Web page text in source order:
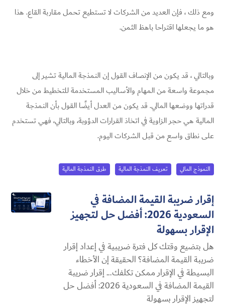
ومع ذلك ، فإن العديد من الشركات لا تستطيع تحمل مقاربة القاع. هذا
هو ما يجعلها اقتراحا باهظ الثمن.
وبالتالي ، قد يكون من الإنصاف القول إن النمذجة المالية تشير إلى
مجموعة واسعة من المهام والأساليب المستخدمة للتخطيط من خلال
قدراتها ووضعها المالي. قد يكون من العدل أيضًا القول بأن النمذجة
المالية هي حجر الزاوية في اتخاذ القرارات الدؤوبة، وبالتالي، فهي تستخدم
على نطاق واسع من قبل الشركات اليوم.
النموذج المالي تعريف النمذجة المالية طرق النمذجة المالية
إقرار ضريبة القيمة المضافة في
السعودية 2026: أفضل حل لتجهيز
الإقرار بسهولة
هل بتضيع وقتك كل فترة ضريبية في إعداد إقرار
ضريبة القيمة المضافة؟ الحقيقة إن الأخطاء
البسيطة في الإقرار ممكن تكلفك... إقرار ضريبة
القيمة المضافة في السعودية 2026: أفضل حل
لتجهيز الإقرار بسهولة